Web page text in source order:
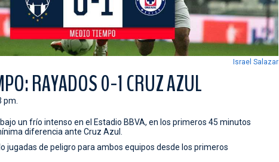
Israel Salazar
RAYADOS 0-1 CRUZ AZUL
pm.
un frío intenso en el Estadio BBVA, en los primeros 45 minutos
diferencia ante Cruz Azul.
jugadas de peligro para ambos equipos desde los primeros